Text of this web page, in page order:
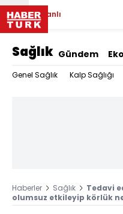
Canlı
Sağlık Gündem
Genel Sağlık Kalp Sağlığı
Haberler Sağlık
Tedavi
olumsuz etkileyip körlük